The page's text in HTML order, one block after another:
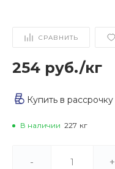
СРАВНИТЬ
254 руб./кг
Купить в рассрочку
В наличии 227 кг
- +